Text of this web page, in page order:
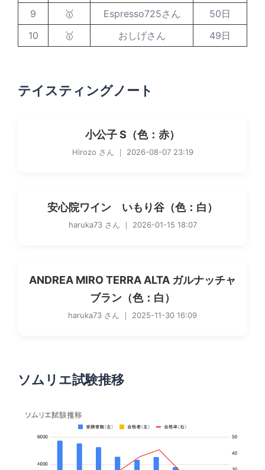
9
🥇 Espresso725さん
50日
10
🥇 おしげさん 49日
テイスティングノート
小公子 S（色：赤）
Hirozo さん ｜ 2026-08-07 23:19
安心院ワイン いもり谷（色：白）
haruka73 さん ｜ 2026-01-15 18:07
ANDREA MIRO TERRA ALTA ガルナッチャ
ブラン（色：白）
haruka73 さん ｜ 2025-11-30 16:09
ソムリエ試験推移